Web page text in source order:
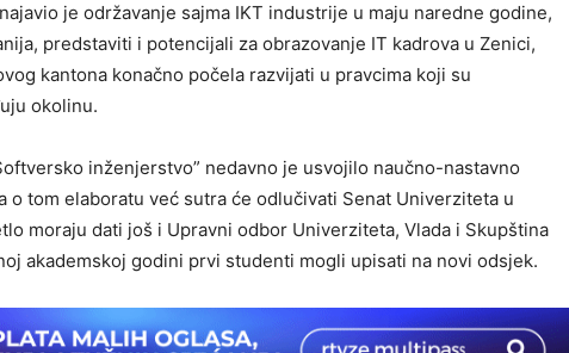
je održavanje sajma IKT industrije u maju naredne godine,
predstaviti i potencijali za obrazovanje IT kadrova u Zenici,
kantona konačno počela razvijati u pravcima koji su
okolinu.
inženjerstvo” nedavno je usvojilo naučno-nastavno
o tom elaboratu već sutra će odlučivati Senat Univerziteta u
moraju dati još i Upravni odbor Univerziteta, Vlada i Skupština
akademskoj godini prvi studenti mogli upisati na novi odsjek.